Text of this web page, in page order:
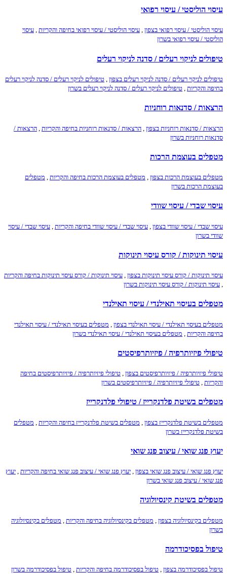
עיסוי הוליסטי / עיסוי רפואי
עיסוי הוליסטי / עיסוי רפואי בצפון , עיסוי הוליסטי / עיסוי רפואי בחיפה והקריות , עיסוי
הוליסטי / עיסוי רפואי בשרון
טיפולים לניקוי רעלים / סדנה לניקוי רעלים
טיפולים לניקוי רעלים / סדנה לניקוי רעלים בצפון טיפולים לניקוי רעלים / סדנה לניקוי רעלים
בחיפה והקריות
טיפולים לניקוי רעלים / סדנה לניקוי רעלים בשרון
הרצאות / סדנאות רוחניות
הרצאות / סדנאות רוחניות בצפון הרצאות / סדנאות רוחניות בחיפה והקריות
הרצאות /
סדנאות רוחניות בשרון
מטפלים בעוצמת הרכות
מטפלים בעוצמת הרכות בצפון , מטפלים בעוצמת הרכות בחיפה והקריות , מטפלים
בעוצמת הרכות בשרון
עיסוי שבדי / עיסוי שוודי
עיסוי שבדי / עיסוי שוודי בצפון עיסוי שבדי / עיסוי שוודי בחיפה והקריות
עיסוי שבדי / עיסוי
שוודי בשרון
עיסוי תינוקות / קורס עיסוי תינוקות
עיסוי תינוקות / קורס עיסוי תינוקות בצפון , עיסוי תינוקות / קורס עיסוי תינוקות בחיפה והקריות
, עיסוי תינוקות / קורס עיסוי תינוקות בשרון
מטפלים בעיסוי תאילנדי / עיסוי תאילנדי
מטפלים בעיסוי תאילנדי / עיסוי תאילנדי בצפון
מטפלים בעיסוי תאילנדי / עיסוי תאילנדי
בחיפה והקריות
מטפלים בעיסוי תאילנדי / עיסוי תאילנדי בשרון
טיפולי פיזיותרפיה / פיזיותרפיסטים
טיפולי פיזיותרפיה / פיזיותרפיסטים בצפון , טיפולי פיזיותרפיה / פיזיותרפיסטים בחיפה
והקריות , טיפולי פיזיותרפיה / פיזיותרפיסטים בשרון
מטפלים בשיטת פלדנקרייז / טיפולי פלדנקרייז
מטפלים בשיטת פלדנקרייז בצפון מטפלים בשיטת פלדנקרייז בחיפה והקריות
מטפלים
בשיטת פלדנקרייז בשרון
יעוץ פנג שואי / עיצוב פנג שואי
יעוץ פנג שואי / עיצוב פנג שואי בצפון , יעוץ פנג שואי / עיצוב פנג שואי בחיפה והקריות , יעוץ
פנג שואי / עיצוב פנג שואי בשרון
מטפלים בשיטת קינסיולוגיה
מטפלים בקינסיולוגיה בצפון מטפלים בקינסיולוגיה בחיפה והקריות
מטפלים בקינסיולוגיה
בשרון
טיפול בפסיכודרמה
טיפול בפסיכודרמה בצפון , טיפול בפסיכודרמה בחיפה והקריות , טיפול בפסיכודרמה בשרון